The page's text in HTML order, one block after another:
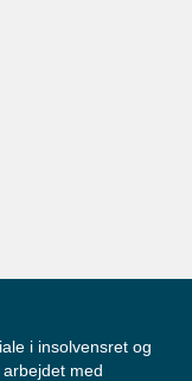
i insolvensret og
med